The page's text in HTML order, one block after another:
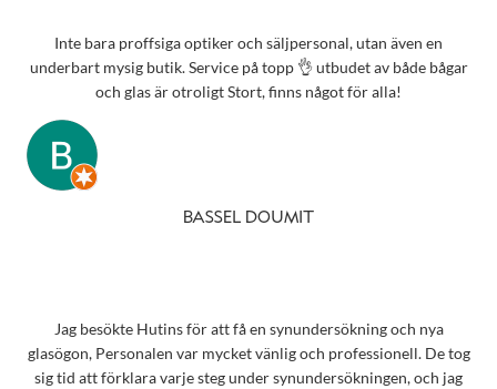
Inte bara proffsiga optiker och säljpersonal, utan även en
underbart mysig butik. Service på topp 👌 utbudet av både bågar
och glas är otroligt Stort, finns något för alla!
BASSEL DOUMIT
Jag besökte Hutins för att få en synundersökning och nya
glasögon, Personalen var mycket vänlig och professionell. De tog
sig tid att förklara varje steg under synundersökningen, och jag